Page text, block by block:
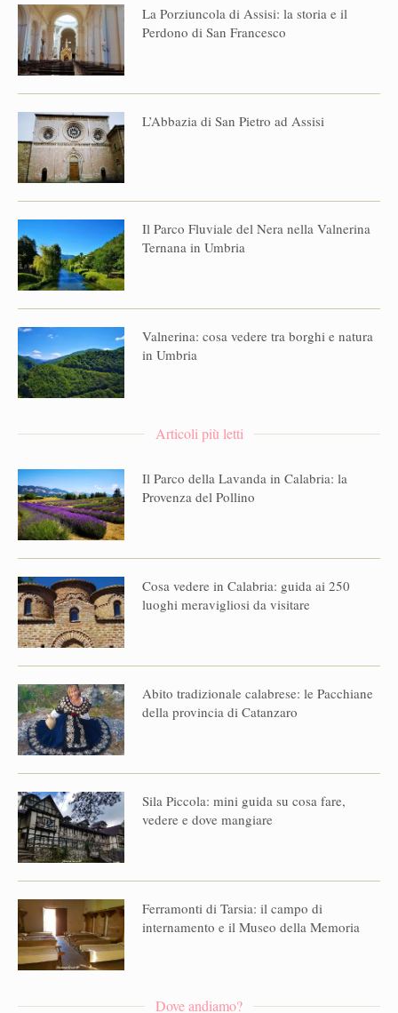
La Porziuncola di Assisi: la storia e il
Perdono di San Francesco
L’Abbazia di San Pietro ad Assisi
Il Parco Fluviale del Nera nella Valnerina
Ternana in Umbria
Valnerina: cosa vedere tra borghi e natura
in Umbria
Articoli più letti
Il Parco della Lavanda in Calabria: la
Provenza del Pollino
Cosa vedere in Calabria: guida ai 250
luoghi meravigliosi da visitare
Abito tradizionale calabrese: le Pacchiane
della provincia di Catanzaro
Sila Piccola: mini guida su cosa fare,
vedere e dove mangiare
Ferramonti di Tarsia: il campo di
internamento e il Museo della Memoria
Dove andiamo?